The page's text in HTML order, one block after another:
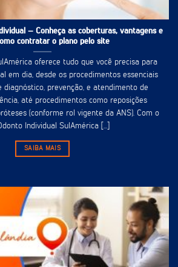
– Conheça as coberturas, vantagens e
contratar o plano pelo site
oferece tudo que você precisa para
em dia, desde os procedimentos essenciais
diagnóstico, prevenção, e atendimento de
até procedimentos como reposições
(conforme rol vigente da ANS). Com o
Individual SulAmérica [...]
SAIBA MAIS